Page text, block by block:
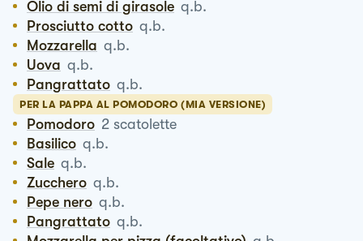
Olio di semi di girasole q.b.
Prosciutto cotto q.b.
Mozzarella q.b.
Uova q.b.
Pangrattato q.b.
PER LA PAPPA AL POMODORO (MIA VERSIONE)
Pomodoro 2 scatolette
Basilico q.b.
Sale q.b.
Zucchero q.b.
Pepe nero q.b.
Pangrattato q.b.